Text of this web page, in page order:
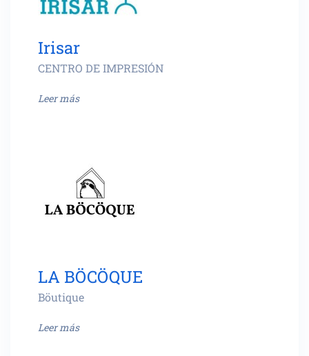
Irisar
CENTRO DE IMPRESIÓN
Leer más
LA BÖCÖQUE
Böutique
Leer más